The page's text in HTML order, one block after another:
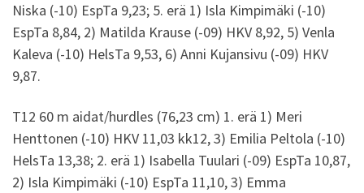
Niska (-10) EspTa 9,23; 5. erä 1) Isla Kimpimäki (-10)
EspTa 8,84, 2) Matilda Krause (-09) HKV 8,92, 5) Venla
Kaleva (-10) HelsTa 9,53, 6) Anni Kujansivu (-09) HKV
9,87.
T12 60 m aidat/hurdles (76,23 cm) 1. erä 1) Meri
Henttonen (-10) HKV 11,03 kk12, 3) Emilia Peltola (-10)
HelsTa 13,38; 2. erä 1) Isabella Tuulari (-09) EspTa 10,87,
2) Isla Kimpimäki (-10) EspTa 11,10, 3) Emma